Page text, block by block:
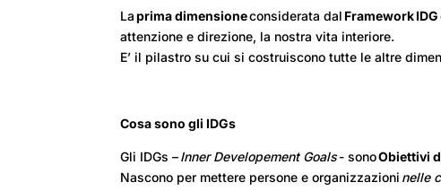
Laprima dimensioneconsiderata dal FrameworkIDG
attenzione e direzione, la nostra vita interiore.
E’ il pilastro su cui si costruiscono tutte le altre
Cosa sono gli IDGs
Gli IDGs –Inner Developement Goals- sonoObiettivi
Nascono per mettere persone e organizzazioni nelle